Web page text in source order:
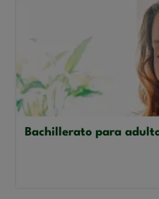
Bachillerato para